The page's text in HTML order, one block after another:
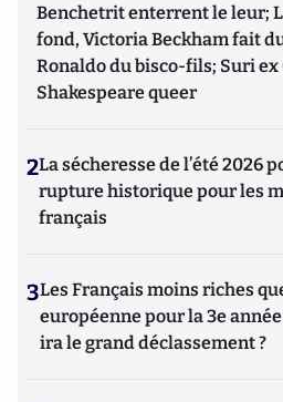
Benchetrit enterrent le leur;
fond, Victoria Beckham fait
Ronaldo du bisco-fils; Suri ex
Shakespeare queer
2La sécheresse de l’été 2026
rupture historique pour les
français
3Les Français moins riches
européenne pour la 3e
ira le grand déclassement ?